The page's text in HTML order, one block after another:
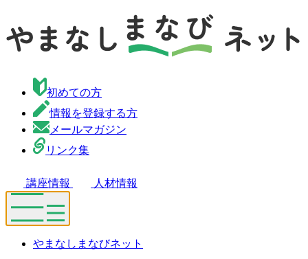
初めての方
情報を登録する方
メールマガジン
リンク集
講座情報 人材情報
やまなしまなびネット